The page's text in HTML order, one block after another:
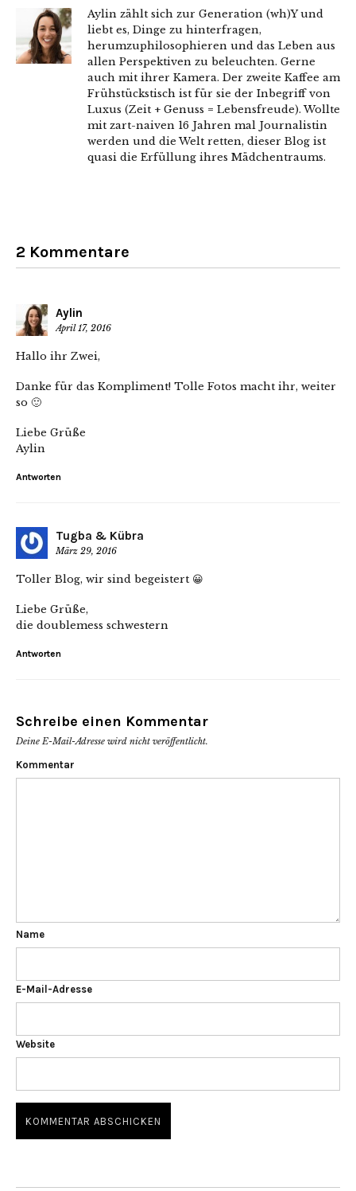
Aylin zählt sich zur Generation (wh)Y und
liebt es, Dinge zu hinterfragen,
herumzuphilosophieren und das Leben aus
allen Perspektiven zu beleuchten. Gerne
auch mit ihrer Kamera. Der zweite Kaffee am
Frühstückstisch ist für sie der Inbegriff von
Luxus (Zeit + Genuss = Lebensfreude). Wollte
mit zart-naiven 16 Jahren mal Journalistin
werden und die Welt retten, dieser Blog ist
quasi die Erfüllung ihres Mädchentraums.
2 Kommentare
Aylin
April 17, 2016
Hallo ihr Zwei,
Danke für das Kompliment! Tolle Fotos macht ihr, weiter
so 🙂
Liebe Grüße
Aylin
Antworten
Tugba & Kübra
März 29, 2016
Toller Blog, wir sind begeistert 😀
Liebe Grüße,
die doublemess schwestern
Antworten
Schreibe einen Kommentar
Deine E-Mail-Adresse wird nicht veröffentlicht.
Kommentar
Name
E-Mail-Adresse
Website